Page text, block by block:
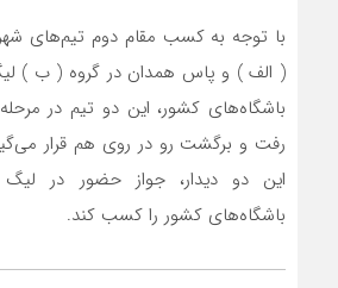
با توجه به کسب مقام دوم تیم‌های
( الف ) و پاس همدان در گروه ( ب )
باشگاه‌های کشور، این دو تیم در
رفت و برگشت رو در روی هم قرار
این دو دیدار، جواز حضور در
باشگاه‌های کشور را کسب کند.